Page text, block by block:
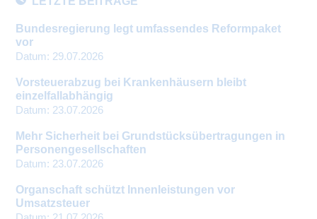
Bundesregierung legt umfassendes Reformpaket
vor
Datum: 29.07.2026
Vorsteuerabzug bei Krankenhäusern bleibt
einzelfallabhängig
Datum: 23.07.2026
Mehr Sicherheit bei Grundstücksübertragungen in
Personengesellschaften
Datum: 23.07.2026
Organschaft schützt Innenleistungen vor
Umsatzsteuer